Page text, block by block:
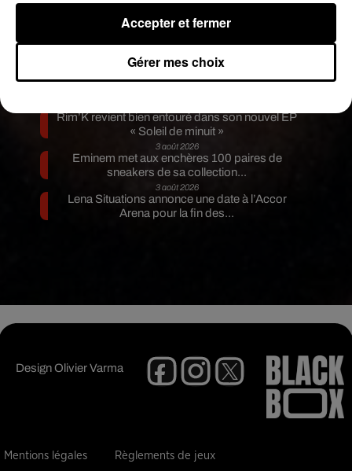
WpointM Tour
la parole au procès
4 août 2026
Rim’K revient bien entouré dans son nouvel EP
« Soleil de minuit »
3 août 2026
Eminem met aux enchères 100 paires de
sneakers de sa collection...
3 août 2026
Lena Situations annonce une date à l’Accor
Arena pour la fin des...
DesignOlivier Varma
Mentions légales Règlements de jeux
Gérer mes choix
Accepter et fermer